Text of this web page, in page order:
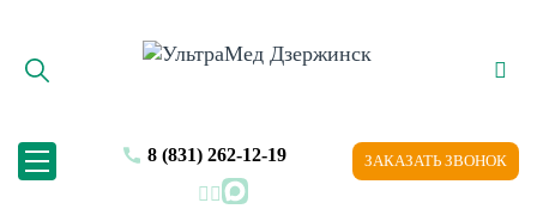
8 (831) 262-12-19
MAX
ЗАКАЗАТЬ ЗВОНОК